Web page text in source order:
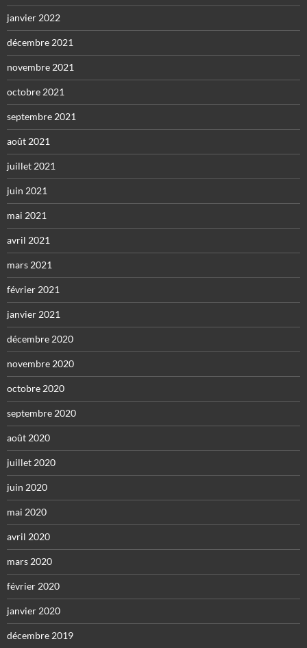
janvier 2022
décembre 2021
novembre 2021
octobre 2021
septembre 2021
août 2021
juillet 2021
juin 2021
mai 2021
avril 2021
mars 2021
février 2021
janvier 2021
décembre 2020
novembre 2020
octobre 2020
septembre 2020
août 2020
juillet 2020
juin 2020
mai 2020
avril 2020
mars 2020
février 2020
janvier 2020
décembre 2019